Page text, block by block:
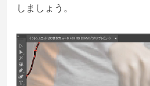
しましょう。